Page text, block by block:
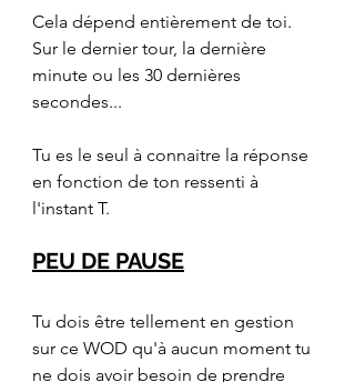
Cela dépend entièrement de toi.
Sur le dernier tour, la dernière
minute ou les 30 dernières
secondes...
Tu es le seul à connaitre la réponse
en fonction de ton ressenti à
l'instant T.
PEU DE PAUSE
Tu dois être tellement en gestion
sur ce WOD qu'à aucun moment tu
ne dois avoir besoin de prendre